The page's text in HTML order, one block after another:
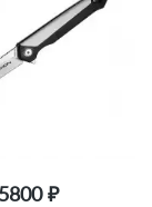
5800 ₽